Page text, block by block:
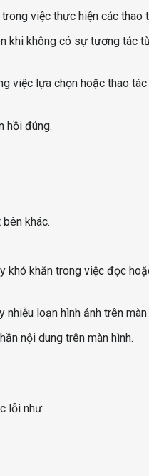
việc thực hiện các thao
khi không có sự tương tác
việc lựa chọn hoặc thao
hồi đúng.
khác.
khó khăn trong việc đọc
loạn hình ảnh trên màn
nội dung trên màn hình.
lỗi như: